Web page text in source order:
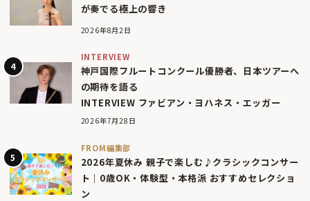
が奏でる極上の響き
2026年8月2日
INTERVIEW
神戸国際フルートコンクール優勝者、日本ツアーへ
の期待を語る
INTERVIEW ファビアン・ヨハネス・エッガー
2026年7月28日
FROM編集部
2026年夏休み 親子で楽しむ♪クラシックコンサー
ト｜0歳OK・体験型・本格派 おすすめセレクショ
ン